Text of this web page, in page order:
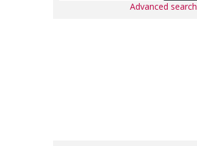
Advanced search